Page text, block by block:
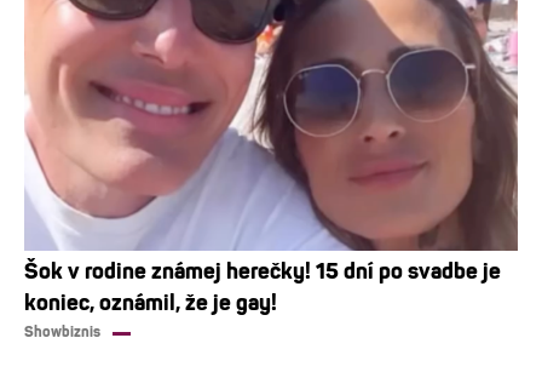
Šok v rodine známej herečky! 15 dní po svadbe je
koniec, oznámil, že je gay!
Showbiznis